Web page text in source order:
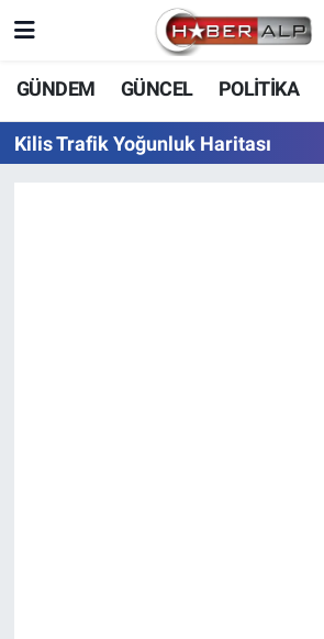
GÜNDEM GÜNCEL POLİTİKA
Kilis Trafik Yoğunluk Haritası
Nöbetçi Eczaneler
Hava Durumu